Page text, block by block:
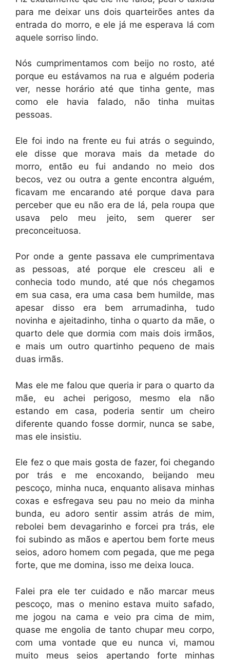
para me deixar uns dois quarteirões antes da
entrada do morro, e ele já me esperava lá com
aquele sorriso lindo.
Nós cumprimentamos com beijo no rosto, até
porque eu estávamos na rua e alguém poderia
ver, nesse horário até que tinha gente, mas
como ele havia falado, não tinha muitas
pessoas.
Ele foi indo na frente eu fui atrás o seguindo,
ele disse que morava mais da metade do
morro, então eu fui andando no meio dos
becos, vez ou outra a gente encontra alguém,
ficavam me encarando até porque dava para
perceber que eu não era de lá, pela roupa que
usava pelo meu jeito, sem querer ser
preconceituosa.
Por onde a gente passava ele cumprimentava
as pessoas, até porque ele cresceu ali e
conhecia todo mundo, até que nós chegamos
em sua casa, era uma casa bem humilde, mas
apesar disso era bem arrumadinha, tudo
novinha e ajeitadinho, tinha o quarto da mãe, o
quarto dele que dormia com mais dois irmãos,
e mais um outro quartinho pequeno de mais
duas irmãs.
Mas ele me falou que queria ir para o quarto da
mãe, eu achei perigoso, mesmo ela não
estando em casa, poderia sentir um cheiro
diferente quando fosse dormir, nunca se sabe,
mas ele insistiu.
Ele fez o que mais gosta de fazer, foi chegando
por trás e me encoxando, beijando meu
pescoço, minha nuca, enquanto alisava minhas
coxas e esfregava seu pau no meio da minha
bunda, eu adoro sentir assim atrás de mim,
rebolei bem devagarinho e forcei pra trás, ele
foi subindo as mãos e apertou bem forte meus
seios, adoro homem com pegada, que me pega
forte, que me domina, isso me deixa louca.
Falei pra ele ter cuidado e não marcar meus
pescoço, mas o menino estava muito safado,
me jogou na cama e veio pra cima de mim,
quase me engolia de tanto chupar meu corpo,
com uma vontade que eu nunca vi, mamou
muito meus seios apertando forte minhas